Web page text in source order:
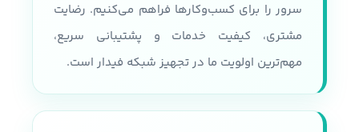
سرور را برای کسب‌وکارها فراهم می‌کنیم. رضایت
مشتری، کیفیت خدمات و پشتیبانی سریع،
مهم‌ترین اولویت ما در تجهیز شبکه فیدار است.